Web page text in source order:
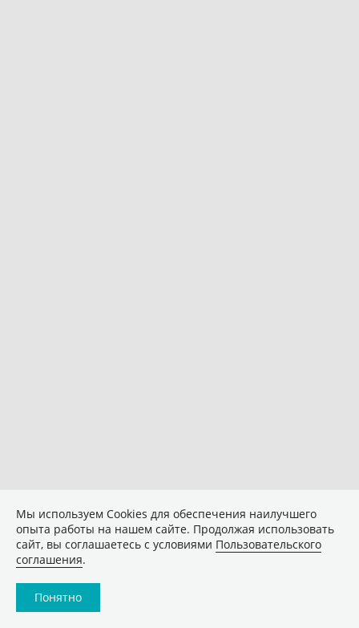
Мы используем Сookies для обеспечения наилучшего
опыта работы на нашем сайте. Продолжая использовать
сайт, вы соглашаетесь с условиями Пользовательского
соглашения.
Понятно